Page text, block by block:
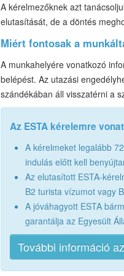
A kérelmezőknek azt
elutasítását, de a döntés
Miért fontosak a
A munkahelyére vonatkozó
belépést. Az utazási
szándékában áll visszatérni a
Az ESTA kérelemre
A kérelmeket legalább
indulás előtt kell
Az elutasított ESTA-
B2 turista vízumot vagy
A jóváhagyott ESTA
garantálja az Egyesült
További információ